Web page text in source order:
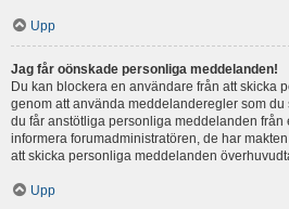
Upp
Jag får oönskade personliga meddelanden!
Du kan blockera en användare från att skicka
genom att använda meddelanderegler som
du får anstötliga personliga meddelanden från
informera forumadministratören, de har
att skicka personliga meddelanden
Upp